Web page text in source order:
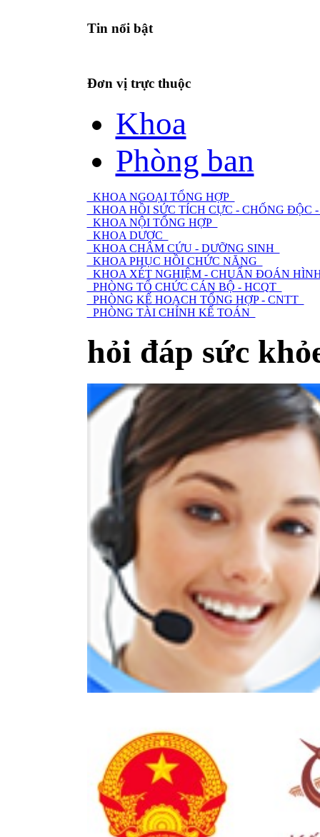
Tin nổi bật
Đơn vị trực thuộc
Khoa
Phòng ban
KHOA NGOẠI TỔNG HỢP
KHOA HỒI SỨC TÍCH CỰC - CHỐNG
KHOA NỘI TỔNG HỢP
KHOA DƯỢC
KHOA CHÂM CỨU - DƯỠNG SINH
KHOA PHỤC HỒI CHỨC NĂNG
KHOA XÉT NGHIỆM - CHUẨN ĐOÁN
PHÒNG TỔ CHỨC CÁN BỘ - HCQT
PHÒNG KẾ HOẠCH TỔNG HỢP - CNTT
PHÒNG TÀI CHÍNH KẾ TOÁN
hỏi đáp sức